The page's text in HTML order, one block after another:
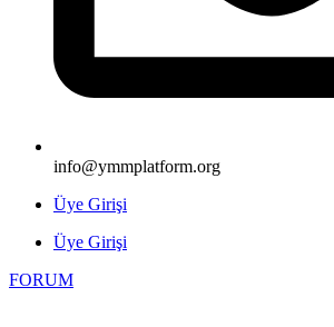
info@ymmplatform.org
Üye Girişi
Üye Girişi
FORUM